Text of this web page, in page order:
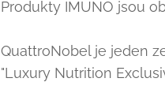
Produkty IMUNO jsou
QuattroNobel je jeden
"Luxury Nutrition